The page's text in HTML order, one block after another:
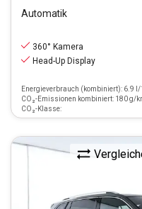
Automatik
360° Kamera
Head-Up Display
Energieverbrauch (kombiniert): 6.9 l/
CO₂-Emissionen kombiniert: 180 g/
CO₂-Klasse: